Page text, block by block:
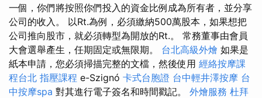
一個，你們將按照你們投入的資金比例成為所有者，並分享
公司的收入。 以Rt.為例，必須繳納500萬股本，如果想把
公司推向股市，就必須轉型為開放的Rt.。 常務董事由會員
大會選舉產生，任期固定或無限期。 台北高級外燴 如果是
紙本申請，您必須掃描完整的文檔，然後使用 經絡按摩課
程台北 指壓課程 e-Szignó 卡式台胞證 台中輕井澤按摩 台
中按摩spa 對其進行電子簽名和時間戳記。 外燴服務 杜拜